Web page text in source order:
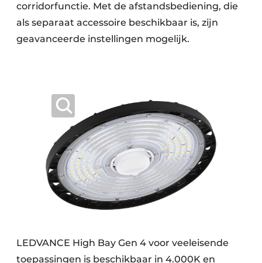
corridorfunctie. Met de afstandsbediening, die
als separaat accessoire beschikbaar is, zijn
geavanceerde instellingen mogelijk.
LEDVANCE High Bay Gen 4 voor veeleisende
toepassingen is beschikbaar in 4.000K en